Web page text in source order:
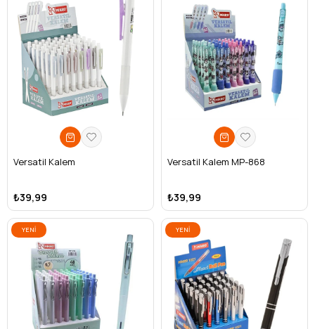
Versatil Kalem
₺39,99
ÜRÜN
Versatil Kalem MP-868
₺39,99
YENI
ÜRÜN
YENI
ÜRÜN